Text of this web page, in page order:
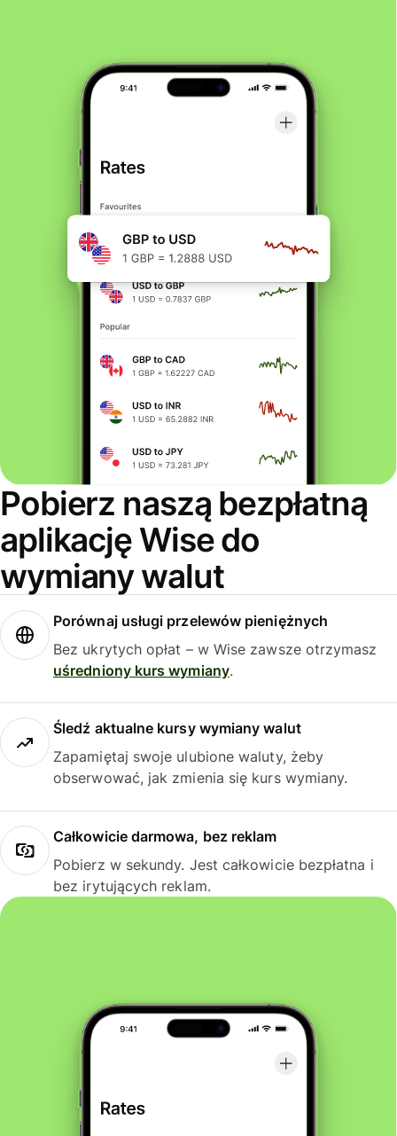
Pobierz naszą bezpłatną
aplikację Wise do
wymiany walut
Porównaj usługi przelewów pieniężnych
Bez ukrytych opłat – w Wise zawsze otrzymasz
uśredniony kurs wymiany.
Śledź aktualne kursy wymiany walut
Zapamiętaj swoje ulubione waluty, żeby
obserwować, jak zmienia się kurs wymiany.
Całkowicie darmowa, bez reklam
Pobierz w sekundy. Jest całkowicie bezpłatna i
bez irytujących reklam.